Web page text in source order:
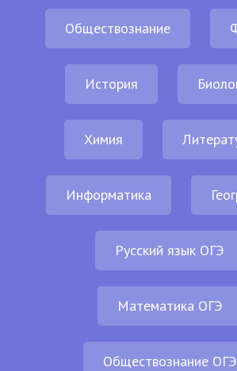
Обществознание
История
Химия
Информатика
Русский язык ОГЭ
Математика ОГЭ
Обществознание ОГЭ